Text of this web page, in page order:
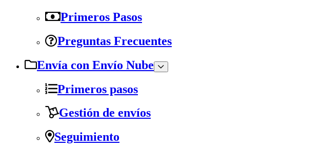
Primeros Pasos
Preguntas Frecuentes
Envía con Envío Nube
Primeros pasos
Gestión de envíos
Seguimiento